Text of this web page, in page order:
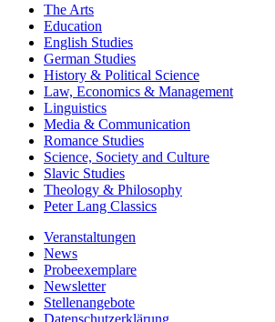
The Arts
Education
English Studies
German Studies
History & Political Science
Law, Economics & Management
Linguistics
Media & Communication
Romance Studies
Science, Society and Culture
Slavic Studies
Theology & Philosophy
Peter Lang Classics
Veranstaltungen
News
Probeexemplare
Newsletter
Stellenangebote